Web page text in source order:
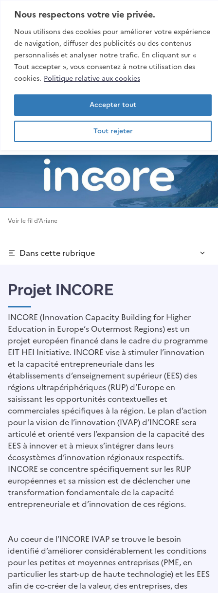
Nous respectons votre vie privée.
Nous utilisons des cookies pour améliorer votre expérience
de navigation, diffuser des publicités ou des contenus
personnalisés et analyser notre trafic. En cliquant sur «
Tout accepter », vous consentez à notre utilisation des
cookies. Politique relative aux cookies
Tout rejeter
Accepter tout
Aller:
Au contenu
Au menu
À la recherche
esiroi
Voir le fil d’Ariane
Dans cette rubrique
Projet INCORE
INCORE (Innovation Capacity Building for Higher
Education in Europe’s Outermost Regions) est un
projet européen financé dans le cadre du programme
EIT HEI Initiative. INCORE vise à stimuler l’innovation
et la capacité entrepreneuriale dans les
établissements d’enseignement supérieur (EES) des
régions ultrapériphériques (RUP) d’Europe en
saisissant les opportunités contextuelles et
commerciales spécifiques à la région. Le plan d’action
pour la vision de l’innovation (IVAP) d’INCORE sera
articulé et orienté vers l’expansion de la capacité des
EES à innover et à mieux s’intégrer dans leurs
écosystèmes d’innovation régionaux respectifs.
INCORE se concentre spécifiquement sur les RUP
européennes et sa mission est de déclencher une
transformation fondamentale de la capacité
entrepreneuriale et d’innovation de ces régions.
Au coeur de l’INCORE IVAP se trouve le besoin
identifié d’améliorer considérablement les conditions
pour les petites et moyennes entreprises (PME, en
particulier les start-up de haute technologie) et les EES
afin de co-créer de la valeur, des entreprises, des